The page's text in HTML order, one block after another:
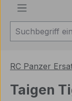
RC Panzer
Taigen